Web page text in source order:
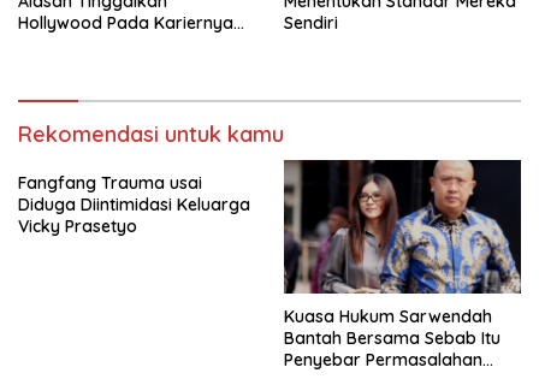
Hollywood Pada Kariernya
Sendiri
Rekomendasi untuk kamu
Fangfang Trauma usai
Diduga Diintimidasi Keluarga
Vicky Prasetyo
Kuasa Hukum Sarwendah
Bantah Bersama Sebab Itu
Penyebar Permasalahan